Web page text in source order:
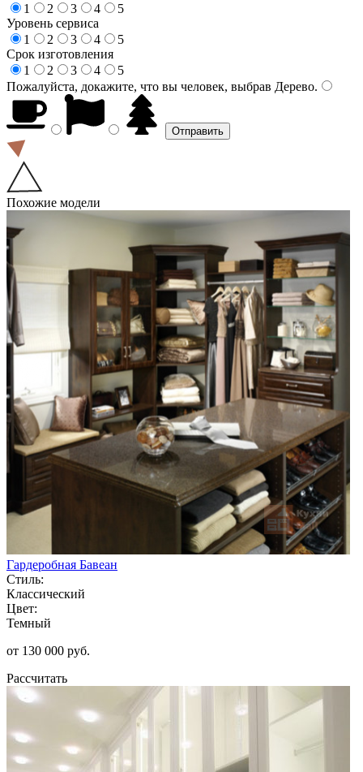
1
2 3 4
5
Уровень сервиса
1
2 3 4
5
Срок изготовления
1
2 3 4
5
Пожалуйста, докажите, что вы человек, выбрав Дерево.
Похожие модели
Гардеробная Бавеан
Стиль:
Классический
Цвет:
Темный
от 130 000 руб.
Рассчитать